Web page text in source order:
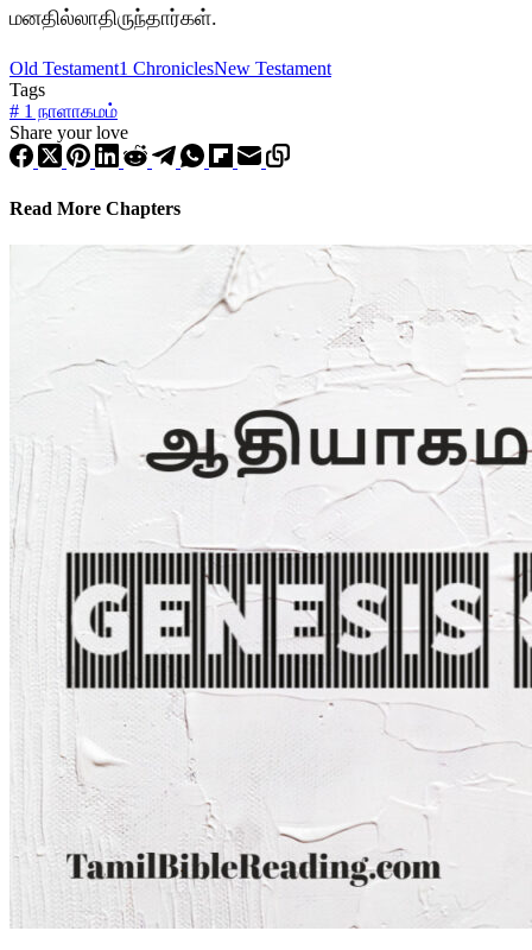
மனதில்லாதிருந்தார்கள்.
Old Testament1 ChroniclesNew Testament
Tags
# 1 நாளாகமம்
Share your love
Read More Chapters